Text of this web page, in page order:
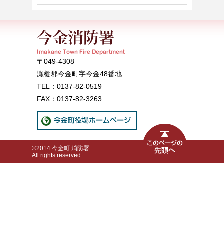
〒049-4308
瀬棚郡今金町字今金48番地
TEL：0137-82-0519
FAX：0137-82-3263
©2014 今金町 消防署.
All rights reserved.